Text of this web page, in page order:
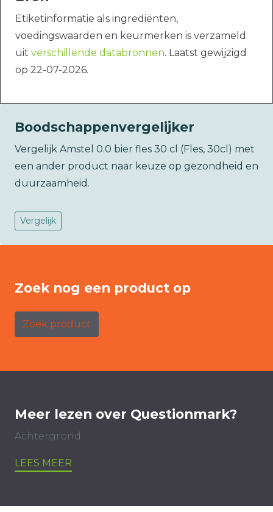
Etiketinformatie als ingrediënten,
voedingswaarden en keurmerken is verzameld
uit verschillende databronnen. Laatst gewijzigd
op 22-07-2026.
Boodschappenvergelijker
Vergelijk Amstel 0.0 bier fles 30 cl (Fles, 30cl) met
een ander product naar keuze op gezondheid en
duurzaamheid.
Vergelijk
Zoek nog een product op
Zoek product
Meer lezen over Questionmark?
Achtergrond
LEES MEER